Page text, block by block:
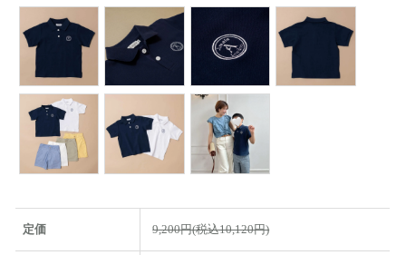
定価 9,200円(税込10,120円)